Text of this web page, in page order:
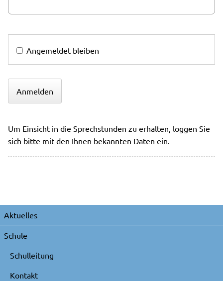
Angemeldet bleiben
Anmelden
Um Einsicht in die Sprechstunden zu erhalten, loggen Sie
sich bitte mit den Ihnen bekannten Daten ein.
Navigation
überspringen
Aktuelles
Schule
Schulleitung
Kontakt